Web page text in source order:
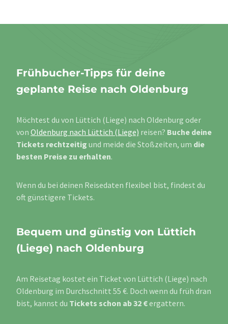
Frühbucher-Tipps für deine
geplante Reise nach Oldenburg
Möchtest du von Lüttich (Liege) nach Oldenburg oder
von Oldenburg nach Lüttich (Liege) reisen? Buche deine
Tickets rechtzeitig und meide die Stoßzeiten, um die
besten Preise zu erhalten.
Wenn du bei deinen Reisedaten flexibel bist, findest du
oft günstigere Tickets.
Bequem und günstig von Lüttich
(Liege) nach Oldenburg
Am Reisetag kostet ein Ticket von Lüttich (Liege) nach
Oldenburg im Durchschnitt 55 €. Doch wenn du früh dran
bist, kannst du Tickets schon ab 32 €ergattern.